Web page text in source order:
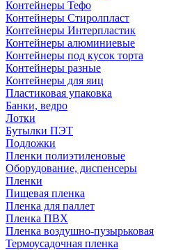
Контейнеры Тефо
Контейнеры Стиролпласт
Контейнеры Интерпластик
Контейнеры алюминиевые
Контейнеры под кусок торта
Контейнеры разные
Контейнеры для яиц
Пластиковая упаковка
Банки, ведро
Лотки
Бутылки ПЭТ
Подложки
Пленки полиэтиленовые
Оборудование, диспенсеры
Пленки
Пищевая пленка
Пленка для паллет
Пленка ПВХ
Пленка воздушно-пузырьковая
Термоусадочная пленка